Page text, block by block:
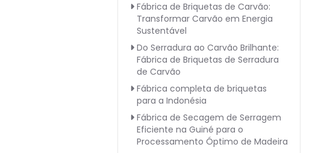
Fábrica de Briquetas de Carvão:
Transformar Carvão em Energia
Sustentável
Do Serradura ao Carvão Brilhante:
Fábrica de Briquetas de Serradura
de Carvão
Fábrica completa de briquetas
para a Indonésia
Fábrica de Secagem de Serragem
Eficiente na Guiné para o
Processamento Óptimo de Madeira